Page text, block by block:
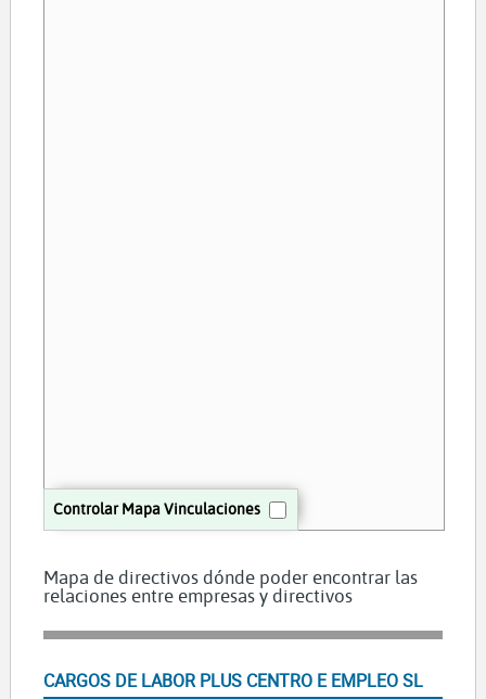
Controlar Mapa Vinculaciones
Mapa de directivos dónde poder encontrar las
relaciones entre empresas y directivos
CARGOS DE LABOR PLUS CENTRO E EMPLEO SL